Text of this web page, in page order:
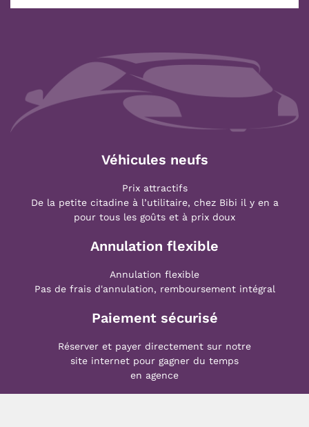
Véhicules neufs
Prix attractifs
De la petite citadine à l’utilitaire, chez Bibi il y en a
pour tous les goûts et à prix doux
Annulation flexible
Annulation flexible
Pas de frais d'annulation, remboursement intégral
Paiement sécurisé
Réserver et payer directement sur notre
site internet pour gagner du temps
en agence